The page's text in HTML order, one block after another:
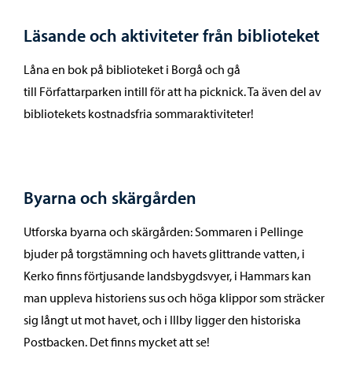
Läsande och aktiviteter från biblioteket
Låna en bok på biblioteket i Borgå och gå
till Författarparken intill för att ha picknick. Ta även del av
bibliotekets kostnadsfria sommaraktiviteter!
Byarna och skärgården
Utforska byarna och skärgården: Sommaren i Pellinge
bjuder på torgstämning och havets glittrande vatten, i
Kerko finns förtjusande landsbygdsvyer, i Hammars kan
man uppleva historiens sus och höga klippor som sträcker
sig långt ut mot havet, och i Illby ligger den historiska
Postbacken. Det finns mycket att se!